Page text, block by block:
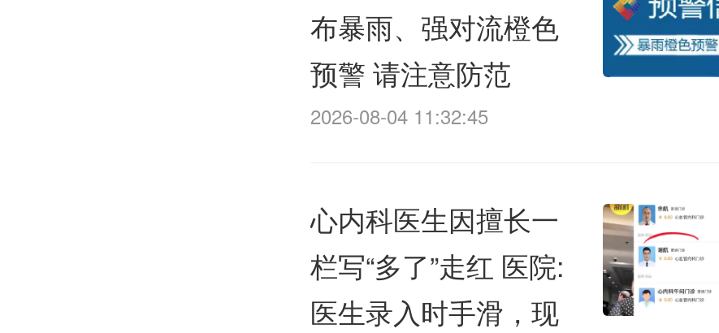
布暴雨、强对流橙色
预警 请注意防范
2026-08-04 11:32:45
心内科医生因擅长一
栏写“多了”走红 医院:
医生录入时手滑，现